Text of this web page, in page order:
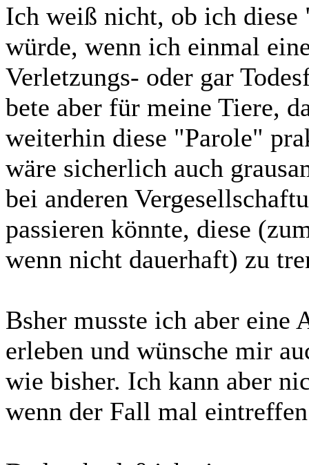
Ich weiß nicht, ob ich
würde, wenn ich einmal
Verletzungs- oder gar
bete aber für meine Tiere,
weiterhin diese "Parole"
wäre sicherlich auch
bei anderen
passieren könnte, diese
wenn nicht dauerhaft) zu
Bsher musste ich aber eine
erleben und wünsche mir
wie bisher. Ich kann aber
wenn der Fall mal